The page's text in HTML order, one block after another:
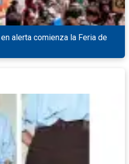
alerta comienza la Feria de